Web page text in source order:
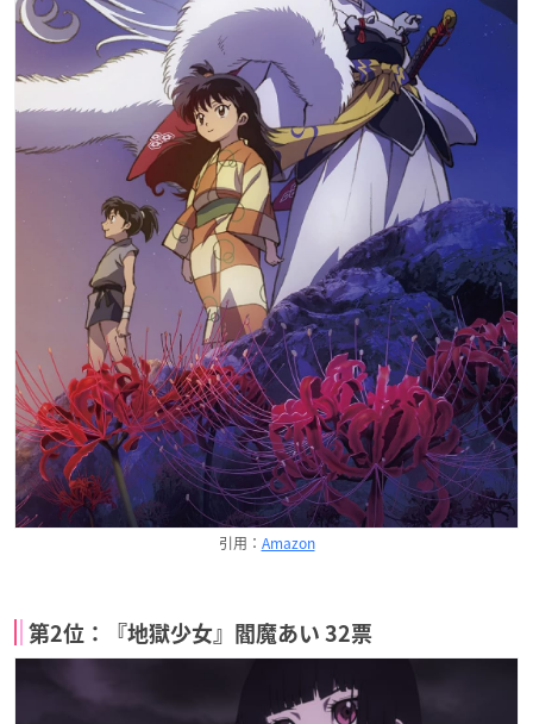
引用： Amazon
第2位：『地獄少女』閻魔あい 32票